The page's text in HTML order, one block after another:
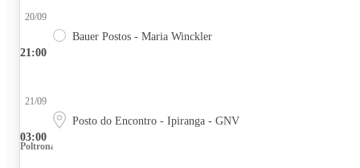
21:00
20/09
Bauer Postos - Maria Winckler
03:00
21/09
Posto do Encontro - Ipiranga - GNV
Poltrona